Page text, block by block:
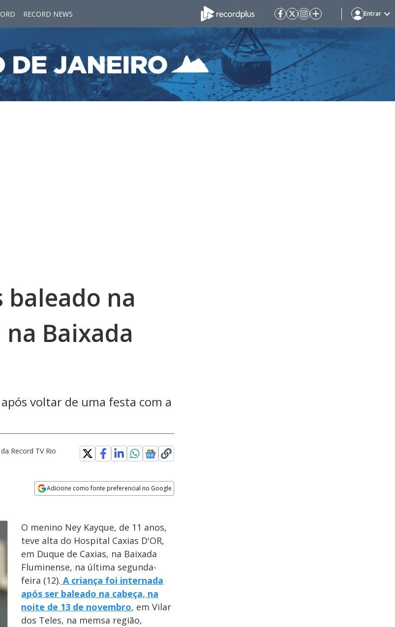
RECORD NEWS Entrar
baleado na
Baixada
voltar de uma festa com a
Record TV Rio
Adicione como fonte preferencial no Google
O menino Ney Kayque, de 11 anos,
teve alta do Hospital Caxias D'OR,
em Duque de Caxias, na Baixada
Fluminense, na última segunda-
feira (12). A criança foi internada
após ser baleado na cabeça, na
noite de 13 de novembro, em Vilar
dos Teles, na memsa região,